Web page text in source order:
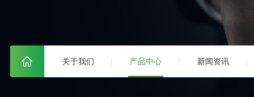
关于我们 产品中心 新闻资讯